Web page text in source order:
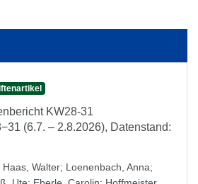
KW28-31
(6.7. – 2.8.2026), Datenstand:
Haas, Walter; Loenenbach, Anna;